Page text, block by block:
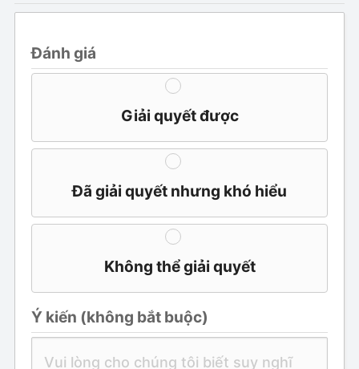
Đánh giá
Giải quyết được
Đã giải quyết nhưng khó hiểu
Không thể giải quyết
Ý kiến ​​(không bắt buộc)